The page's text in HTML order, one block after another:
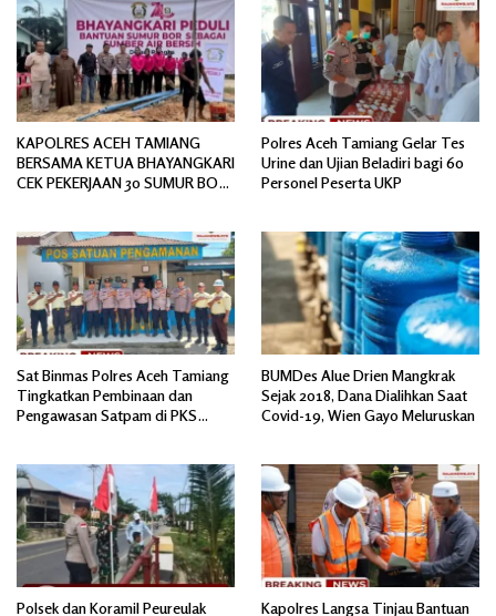
KAPOLRES ACEH TAMIANG
BERSAMA KETUA BHAYANGKARI
CEK PEKERJAAN 30 SUMUR BOR
Polres Aceh Tamiang Gelar Tes
Urine dan Ujian Beladiri bagi 60
Personel Peserta UKP
Sat Binmas Polres Aceh Tamiang
Tingkatkan Pembinaan dan
Pengawasan Satpam di PKS
BUMDes Alue Drien Mangkrak
Sejak 2018, Dana Dialihkan Saat
Covid-19, Wien Gayo Meluruskan
Polsek dan Koramil Peureulak Kapolres Langsa Tinjau Bantuan